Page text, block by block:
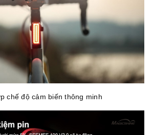
chế độ cảm biến thông minh